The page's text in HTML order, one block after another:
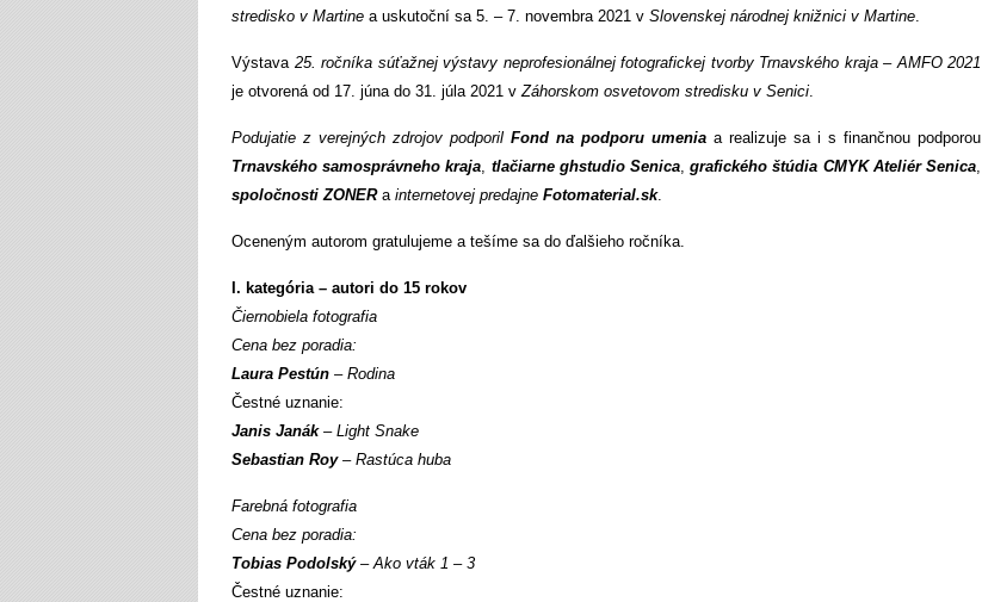
stredisko v Martine a uskutoční sa 5. – 7. novembra 2021 v Slovenskej národnej knižnici v Martine.
Výstava 25. ročníka súťažnej výstavy neprofesionálnej fotografickej tvorby Trnavského kraja – AMFO 2021
je otvorená od 17. júna do 31. júla 2021 vZáhorskom osvetovom stredisku v Senici.
Podujatie z verejných zdrojov podporil Fond na podporu umenia a realizuje sa i s finančnou podporou
Trnavského samosprávneho kraja, tlačiarne ghstudio Senica,grafického štúdia CMYK Ateliér Senica,
spoločnosti ZONERa internetovej predajne Fotomaterial.sk.
Oceneným autorom gratulujeme a tešíme sa do ďalšieho ročníka.
I. kategória – autori do 15 rokov
Čiernobiela fotografia
Cena bez poradia:
Laura Pestún – Rodina
Čestné uznanie:
Janis Janák– Light Snake
Sebastian Roy– Rastúca huba
Farebná fotografia
Cena bez poradia:
Tobias Podolský– Ako vták 1 – 3
Čestné uznanie: